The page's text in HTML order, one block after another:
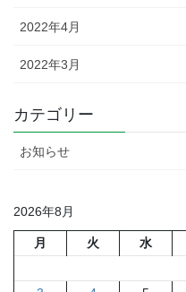
2022年4月
2022年3月
カテゴリー
お知らせ
2026年8月
月 火 水